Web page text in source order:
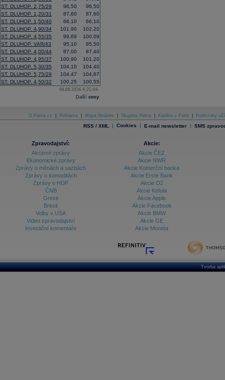
ST. DLUHOP. 2,75/29
96,50
96,50
ST. DLUHOP. 1,20/31
87,60
87,60
ST. DLUHOP. 1,50/40
66,10
66,10
ST. DLUHOP. 4,90/34
101,90
102,20
ST. DLUHOP. 4,55/35
99,69
100,09
ST. DLUHOP. VAR/43
95,10
95,50
ST. DLUHOP. 4,00/44
87,00
87,40
ST. DLUHOP. 4,95/37
100,90
101,20
ST. DLUHOP. 5,30/35
104,10
104,40
ST. DLUHOP. 5,75/29
104,47
104,67
ST. DLUHOP. 4,50/32
100,25 100,55
08.08.2026 4:25:04
Další ceny
O Patria.cz Reklama Mapa Stránek Skupina Patria Kariéra v Patrii Podmínky
RSS / XML | Cookies | E-mail newsletter | SMS
Zpravodajství:
Akciové zprávy
Ekonomické zprávy
Zprávy o měnách a sazbách
Zprávy o komoditách
Zprávy o HDP
ČNB
Grexit
Brexit
Volby v USA
Video zpravodajství
Investiční komentáře
Akcie:
Akcie ČEZ
Akcie NWR
Akcie Komerční banka
Akcie Erste Bank
Akcie O2
Akcie Kofola
Akcie Apple
Akcie Facebook
Akcie BMW
Akcie GE
Akcie Moneta
Tvorba